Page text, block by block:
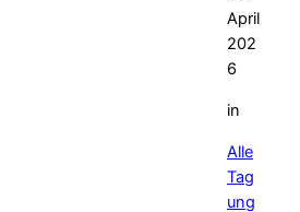
April
202
6
in
Alle
Tag
ung